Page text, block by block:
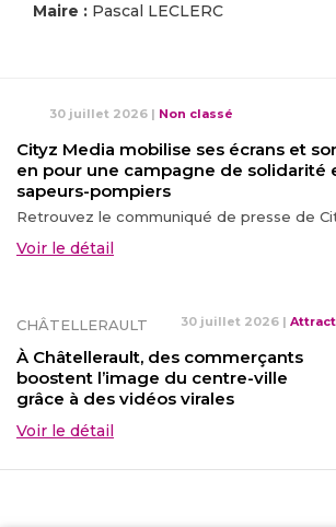
Maire : Pascal LECLERC
30 juillet 2026 | Non classé
Cityz Media mobilise ses écrans et
en pour une campagne de solidarité
sapeurs-pompiers
Retrouvez le communiqué de presse de
Voir le détail
CHÂTELLERAULT 30 juillet 2026 |
À Châtellerault, des commerçants
boostent l’image du centre-ville
grâce à des vidéos virales
Voir le détail